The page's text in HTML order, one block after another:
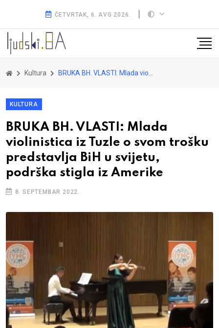
ČETVRTAK, 6. AVG 2026.
Kultura BRUKA BH. VLASTI: Mlada violinistica iz Tuzle o svom trošku predstavlja BiH u svijetu, podrška stigla iz Amerike
KULTURA
BRUKA BH. VLASTI: Mlada
violinistica iz Tuzle o svom trošku
predstavlja BiH u svijetu,
podrška stigla iz Amerike
8. SEPTEMBAR 2022.